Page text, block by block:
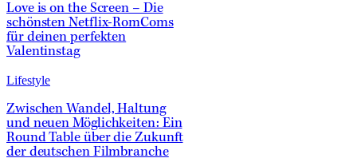
Love is on the Screen – Die
schönsten Netflix-RomComs
für deinen perfekten
Valentinstag
Lifestyle
Zwischen Wandel, Haltung
und neuen Möglichkeiten: Ein
Round Table über die Zukunft
der deutschen Filmbranche